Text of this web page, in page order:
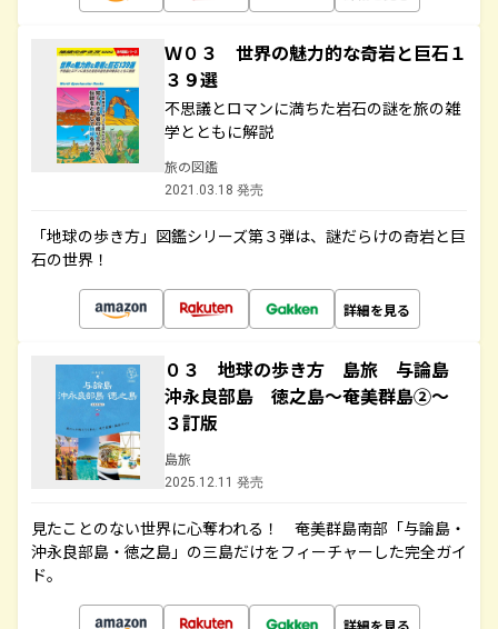
Ｗ０３ 世界の魅力的な奇岩と巨石１
３９選
不思議とロマンに満ちた岩石の謎を旅の雑
学とともに解説
旅の図鑑
2021.03.18 発売
「地球の歩き方」図鑑シリーズ第３弾は、謎だらけの奇岩と巨
石の世界！
詳細を見る
０３ 地球の歩き方 島旅 与論島
沖永良部島 徳之島～奄美群島②～
３訂版
島旅
2025.12.11 発売
見たことのない世界に心奪われる！ 奄美群島南部「与論島・
沖永良部島・徳之島」の三島だけをフィーチャーした完全ガイ
ド。
詳細を見る